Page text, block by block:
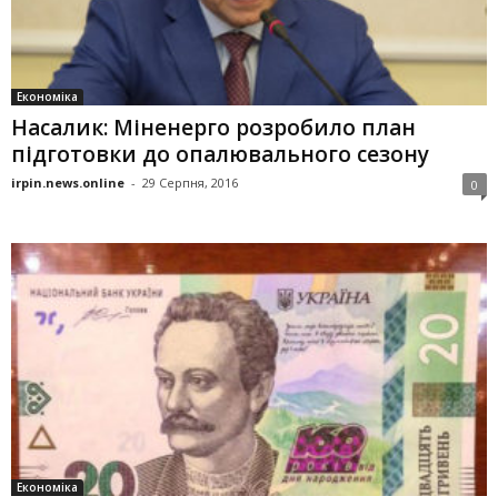
Економіка
Насалик: Міненерго розробило план
підготовки до опалювального сезону
irpin.news.online - 29 Серпня, 2016 0
Економіка